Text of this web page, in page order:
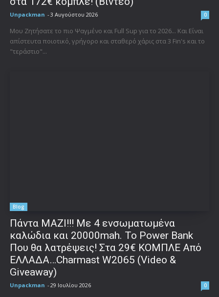
Unpackman - 3 Αυγούστου 2026 0
Μου Ζητήσατε το πιο Ψαγμένο και Full Sup για το 2026... Και Είναι
απίστευτα ποιοτικό, γρήγορο και σταθερό χάρις στα 3 Fin's και το
"τεράστιο"...
Blog
Πάντα ΜΑΖΙ!!! Με 4 ενσωματωμένα
καλώδια και 20000mah. Το Power Bank
Που θα λατρέψεις! Στα 29€ ΚΟΜΠΛΕ Από
ΕΛΛΑΔΑ…Charmast W2065 (Video &
Giveaway)
Unpackman - 29 Ιουλίου 2026 0